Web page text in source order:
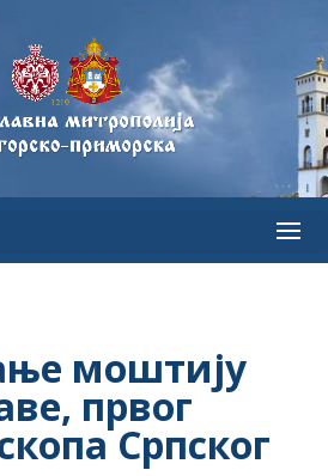
моштију
првог
Српског